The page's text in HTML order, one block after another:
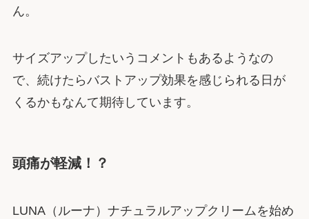
ん。
サイズアップしたいうコメントもあるようなの
で、続けたらバストアップ効果を感じられる日が
くるかもなんて期待しています。
頭痛が軽減！？
LUNA（ルーナ）ナチュラルアップクリームを始め